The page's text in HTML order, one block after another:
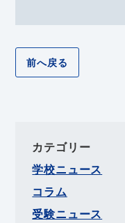
前へ戻る
カテゴリー
学校ニュース
コラム
受験ニュース